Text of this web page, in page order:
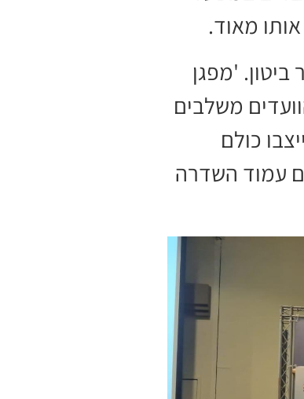
מאוד.
'מפגן
משלבים
כולם
עמוד השדרה